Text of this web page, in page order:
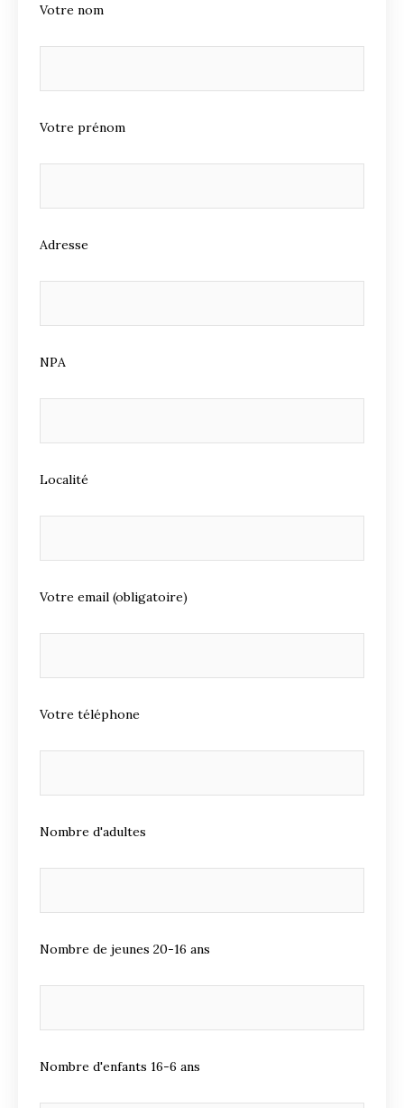
Votre nom
Votre prénom
Adresse
NPA
Localité
Votre email (obligatoire)
Votre téléphone
Nombre d'adultes
Nombre de jeunes 20-16 ans
Nombre d'enfants 16-6 ans